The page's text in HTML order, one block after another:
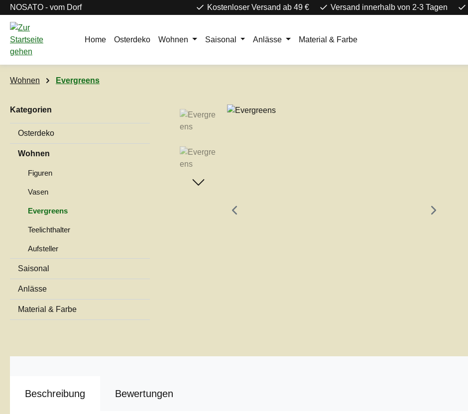
Hauptinhalt springen
Zur Suche springen
Zur Hauptnavigation springen
NOSATO - vom Dorf Kostenloser Versand ab 49 € Versand innerhalb von 2-3 Tagen
Home Osterdeko Wohnen Saisonal Anlässe Material & Farbe
Wohnen Evergreens
Kategorien
Osterdeko
Wohnen
Figuren
Vasen
Evergreens
Teelichthalter
Aufsteller
Saisonal
Anlässe
Material & Farbe
Bildergalerie überspringen
Beschreibung Bewertungen